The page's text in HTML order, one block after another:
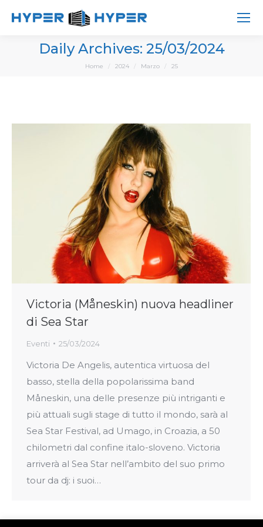
Daily Archives: 25/03/2024
You are here:
Home 2024 Marzo 25
Victoria (Måneskin) nuova headliner
di Sea Star
Eventi 25/03/2024
Victoria De Angelis, autentica virtuosa del
basso, stella della popolarissima band
Måneskin, una delle presenze più intriganti e
più attuali sugli stage di tutto il mondo, sarà al
Sea Star Festival, ad Umago, in Croazia, a 50
chilometri dal confine italo-sloveno. Victoria
arriverà al Sea Star nell’ambito del suo primo
tour da dj: i suoi…